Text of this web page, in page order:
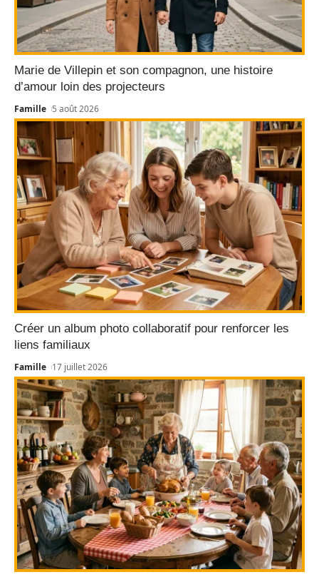
Marie de Villepin et son compagnon, une histoire
d’amour loin des projecteurs
Famille 5 août 2026
Créer un album photo collaboratif pour renforcer les
liens familiaux
Famille 17 juillet 2026